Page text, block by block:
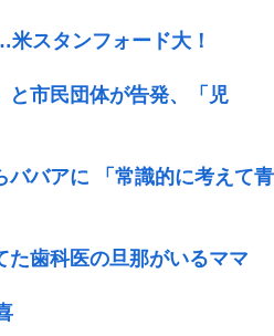
スタンフォード大！
と市民団体が告発、「児
ババアに 「常識的に考えて青
た歯科医の旦那がいるママ